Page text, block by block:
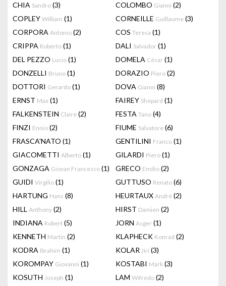
CHIA Sandro (3) COLOMBO Gianni (2)
COPLEY William (1) CORNEILLE Guillaume (3)
CORPORA Antonio (2) COS Teresa (1)
CRIPPA Roberto (1) DALI Salvador (1)
DEL PEZZO Lucio (1) DOMELA César (1)
DONZELLI Bruno (1) DORAZIO Piero (2)
DOTTORI Gerardo (1) DOVA Gianni (8)
ERNST Max (1) FAIREY Shepard (1)
FALKENSTEIN Claire (2) FESTA Tano (4)
FINZI Ennio (2) FIUME Salvatore (6)
FRASCA'NATO (1) GENTILINI Franco (1)
GIACOMETTI Alberto (1) GILARDI Piero (1)
GONZAGA Giovan Francesco (1) GRECO Emilio (2)
GUIDI Virgilio (1) GUTTUSO Renato (6)
HARTUNG Hans (8) HEURTAUX André (2)
HILL Anthony (2) HIRST Damien (2)
INDIANA Robert (5) JORN Asger (1)
KENNETH Martin (2) KLAPHECK Konrad (2)
KODRA Ibrahim (1) KOLAR Jiri (3)
KOROMPAY Giovanni (1) KOSTABI Mark (3)
KOSUTH Joseph (1) LAM Wifredo (2)